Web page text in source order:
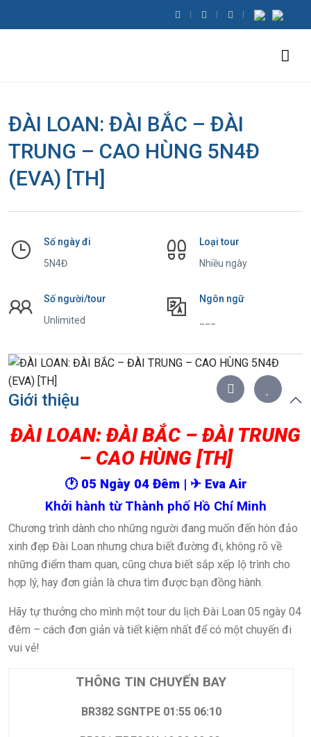
ĐÀI LOAN: ĐÀI BẮC – ĐÀI
TRUNG – CAO HÙNG 5N4Đ
(EVA) [TH]
Số ngày đi
5N4Đ
Loại tour
Nhiều ngày
Số người/tour
Unlimited
Ngôn ngữ
Giới thiệu
ĐÀI LOAN: ĐÀI BẮC – ĐÀI TRUNG
– CAO HÙNG [TH]
🕐05 Ngày 04 Đêm | ✈EvaAir
Khởi hành từ Thành phố Hồ Chí Minh
Chương trình dành cho những người đang muốn đến hòn đảo
xinh đẹp Đài Loan nhưng chưa biết đường đi, không rõ về
những điểm tham quan, cũng chưa biết sắp xếp lộ trình cho
hợp lý, hay đơn giản là chưa tìm được bạn đồng hành.
Hãy tự thưởng cho mình một tour du lịch Đài Loan 05 ngày 04
đêm – cách đơn giản và tiết kiệm nhất để có một chuyến đi
vui vẻ!
THÔNG TIN CHUYẾN BAY
BR382 SGNTPE 01:55 06:10